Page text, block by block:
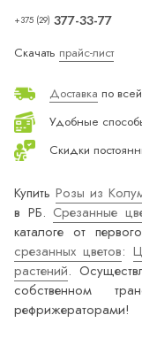
+375 (29) 377-33-77
Скачать прайс-лист
Доставка по
Удобные
Скидки
КупитьРозы из
в РБ. Срезанные
каталоге от
срезанных цветов:
растений.
собственном
рефрижераторами!